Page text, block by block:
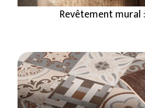
Revêtement mural